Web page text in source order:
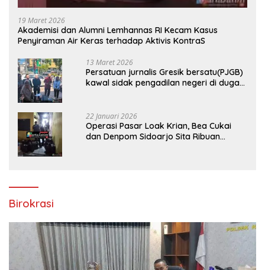
19 Maret 2026
Akademisi dan Alumni Lemhannas RI Kecam Kasus
Penyiraman Air Keras terhadap Aktivis KontraS
13 Maret 2026
Persatuan jurnalis Gresik bersatu(PJGB)
kawal sidak pengadilan negeri di duga
22 Januari 2026
Operasi Pasar Loak Krian, Bea Cukai
dan Denpom Sidoarjo Sita Ribuan
Birokrasi